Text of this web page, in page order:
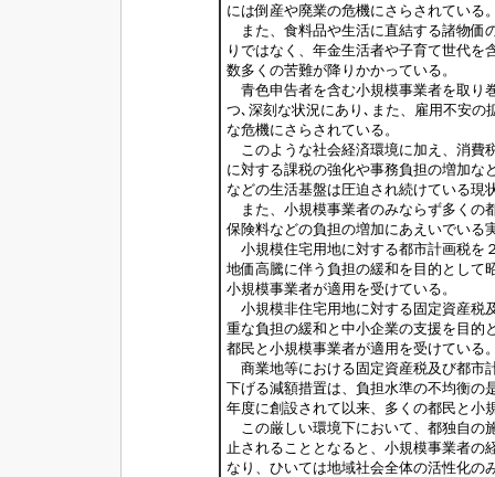
には倒産や廃業の危機にさらされている
また、食料品や生活に直結する諸物価
りではなく、年金生活者や子育て世代を
数多くの苦難が降りかかっている。
青色申告者を含む小規模事業者を取り
つ､深刻な状況にあり､また、雇用不安の
な危機にさらされている。
このような社会経済環境に加え、消費
に対する課税の強化や事務負担の増加な
などの生活基盤は圧迫され続けている現
また、小規模事業者のみならず多くの
保険料などの負担の増加にあえいでいる
小規模住宅用地に対する都市計画税を
地価高騰に伴う負担の緩和を目的として
小規模事業者が適用を受けている。
小規模非住宅用地に対する固定資産税
重な負担の緩和と中小企業の支援を目的
都民と小規模事業者が適用を受けている
商業地等における固定資産税及び都市
下げる減額措置は、負担水準の不均衡の
年度に創設されて以来、多くの都民と小
この厳しい環境下において、都独自の
止されることとなると、小規模事業者の
なり、ひいては地域社会全体の活性化の